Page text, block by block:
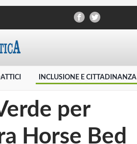
INCLUSIONE E CITTADINANZA
per
Horse Bed